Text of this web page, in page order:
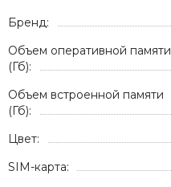
Бренд:
Объем оперативной памяти
(Гб):
Объем встроенной памяти
(Гб):
Цвет:
SIM-карта: